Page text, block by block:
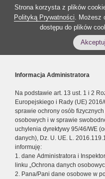
Strona korzysta z plików
Polityką Prywatności. Możesz
dostępu do plików
Informacja Administratora
Na podstawie art. 13 ust. 1 i 2
Europejskiego i Rady (UE)
sprawie ochrony osób
osobowych i w sprawie
uchylenia dyrektywy 95/46/WE
danych), Dz. U. UE. L.
informuję:
1. dane Administratora i
linku „Ochrona danych
2. Pana/Pani dane osobowe w